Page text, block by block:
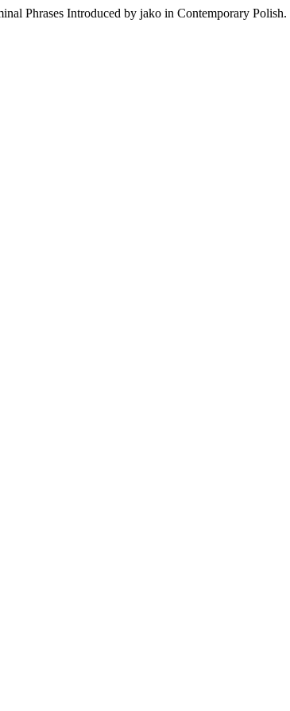
Phrases Introduced by jako in Contemporary Polish.